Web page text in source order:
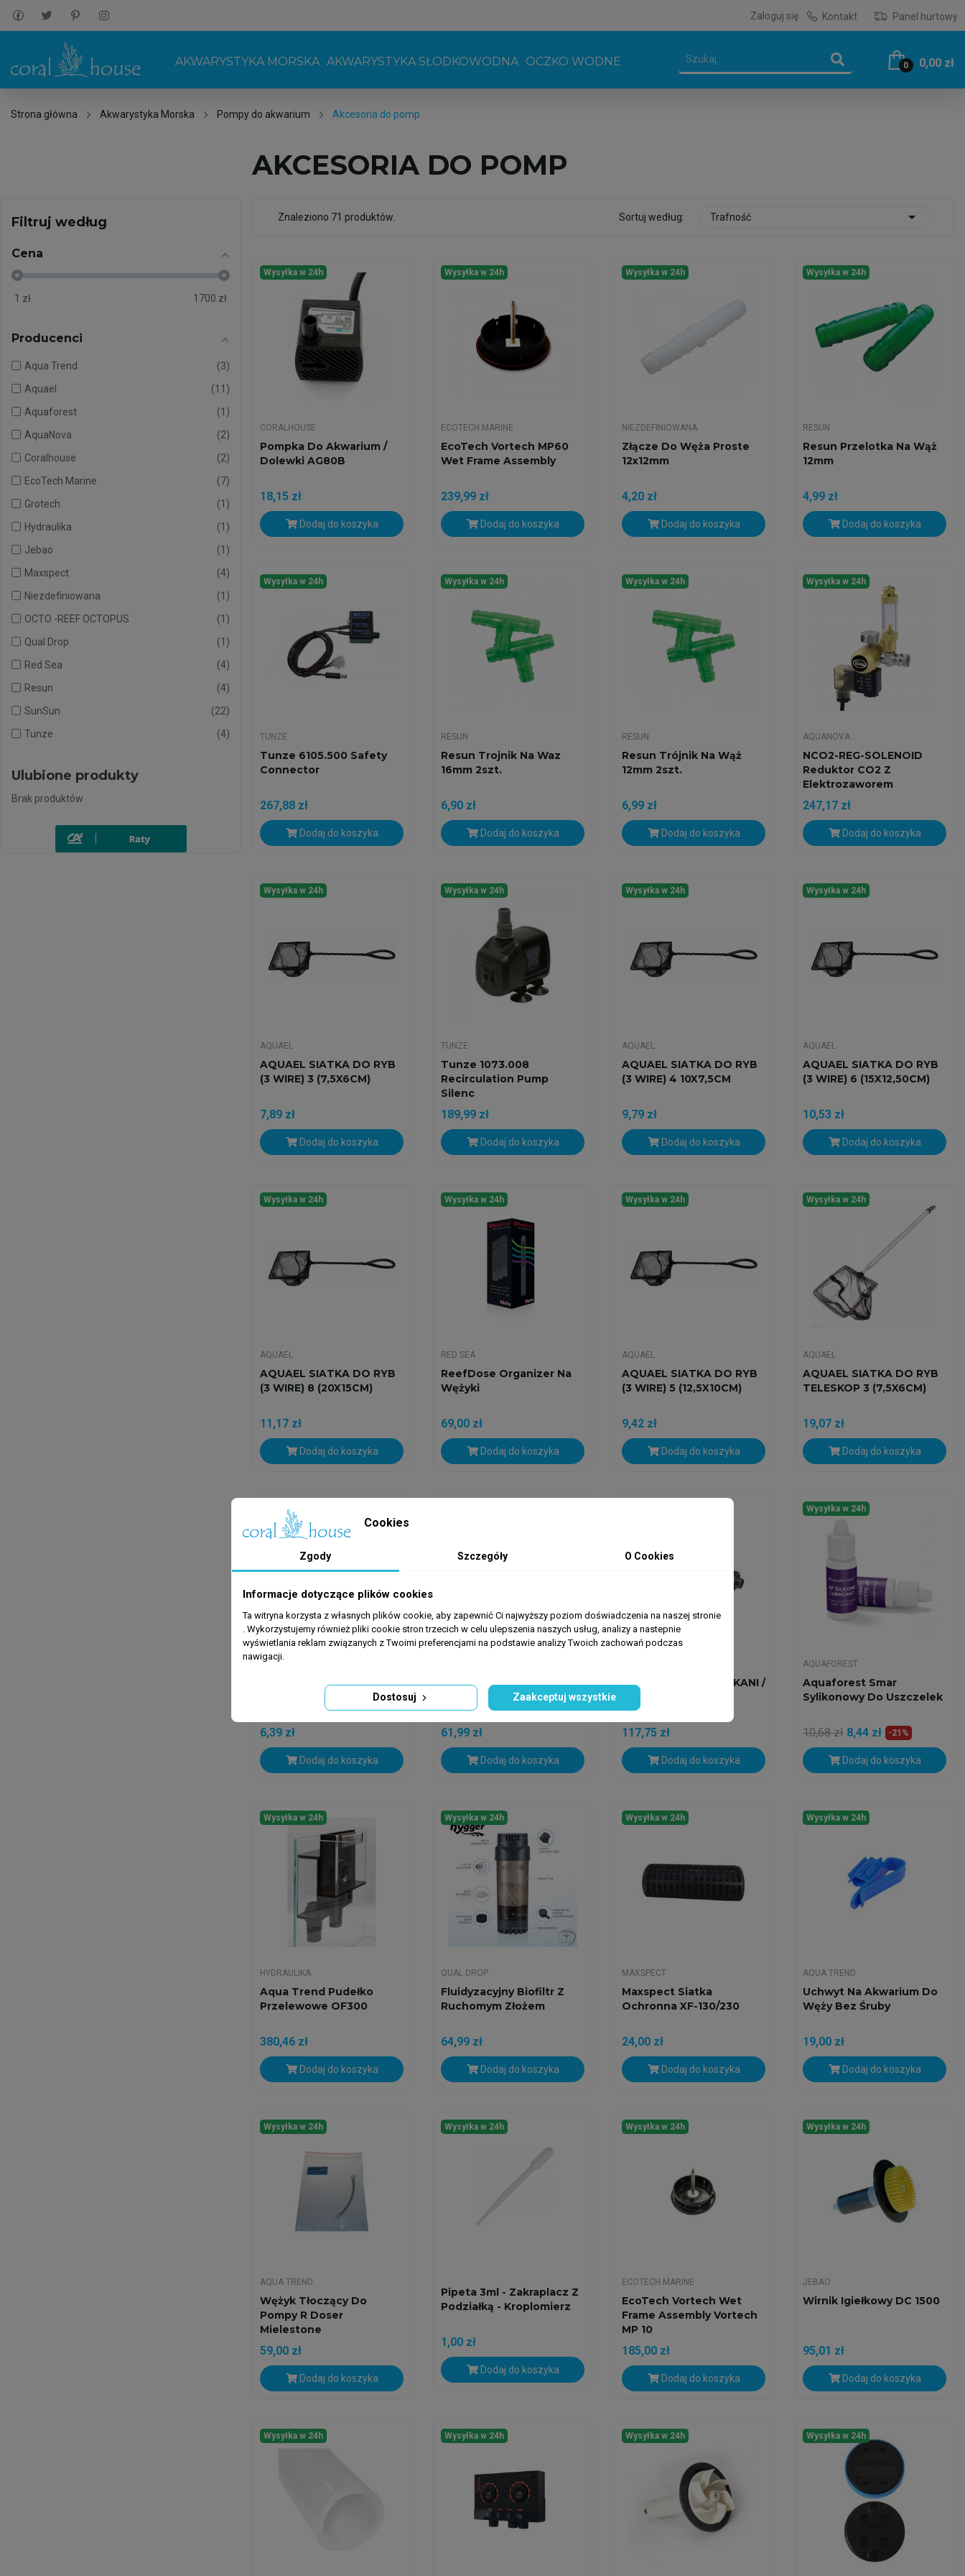
Zaloguj się Kontakt Panel hurtowy
AKWARYSTYKA MORSKA AKWARYSTYKA SŁODKOWODNA OCZKO WODNE 0 0,00 zł
Strona główna Akwarystyka Morska Pompy do akwarium Akcesoria do pomp
Filtruj według
Cena
1 zł 1700 zł
Producenci
Aqua Trend
3
Aquael
11
Aquaforest
1
AquaNova
2
Coralhouse
2
EcoTech Marine
7
Grotech
1
Hydraulika
1
Jebao
1
Maxspect
4
Niezdefiniowana
1
OCTO -REEF OCTOPUS
1
Qual Drop
1
Red Sea
4
Resun
4
SunSun
22
Tunze
4
Ulubione produkty
Brak produktów
AKCESORIA DO POMP
Znaleziono 71 produktów. Sortuj według: Trafność 
Wysyłka w 24h
CORALHOUSE
Pompka Do Akwarium /
Dolewki AG80B
18,15 zł
Dodaj do koszyka
Wysyłka w 24h
ECOTECH MARINE
EcoTech Vortech MP60
Wet Frame Assembly
239,99 zł
Dodaj do koszyka
Wysyłka w 24h
NIEZDEFINIOWANA
Złącze Do Węża Proste
12x12mm
4,20 zł
Dodaj do koszyka
Wysyłka w 24h
RESUN
Resun Przelotka Na Wąż
12mm
4,99 zł
Dodaj do koszyka
Wysyłka w 24h
TUNZE
Tunze 6105.500 Safety
Connector
267,88 zł
Dodaj do koszyka
Wysyłka w 24h
RESUN
Resun Trojnik Na Waz
16mm 2szt.
6,90 zł
Dodaj do koszyka
Wysyłka w 24h
RESUN
Resun Trójnik Na Wąż
12mm 2szt.
6,99 zł
Dodaj do koszyka
Wysyłka w 24h
AQUANOVA
NCO2-REG-SOLENOID
Reduktor CO2 Z
Elektrozaworem
247,17 zł
Dodaj do koszyka
Wysyłka w 24h
AQUAEL
AQUAEL SIATKA DO RYB
(3 WIRE) 3 (7,5X6CM)
7,89 zł
Dodaj do koszyka
Wysyłka w 24h
TUNZE
Tunze 1073.008
Recirculation Pump
Silenc
189,99 zł
Dodaj do koszyka
Wysyłka w 24h
AQUAEL
AQUAEL SIATKA DO RYB
(3 WIRE) 4 10X7,5CM
9,79 zł
Dodaj do koszyka
Wysyłka w 24h
AQUAEL
AQUAEL SIATKA DO RYB
(3 WIRE) 6 (15X12,50CM)
10,53 zł
Dodaj do koszyka
Wysyłka w 24h
AQUAEL
AQUAEL SIATKA DO RYB
(3 WIRE) 8 (20X15CM)
11,17 zł
Dodaj do koszyka
Wysyłka w 24h
RED SEA
ReefDose Organizer Na
Wężyki
69,00 zł
Dodaj do koszyka
Wysyłka w 24h
AQUAEL
AQUAEL SIATKA DO RYB
(3 WIRE) 5 (12,5X10CM)
9,42 zł
Dodaj do koszyka
Wysyłka w 24h
AQUAEL
AQUAEL SIATKA DO RYB
TELESKOP 3 (7,5X6CM)
19,07 zł
Dodaj do koszyka
Wysyłka w 24h
RESUN
Resun Kolanko U Na Wąż
6,39 zł
Dodaj do koszyka
Wężyk Do Pomp
SP4800/SP4800S
61,99 zł
Dodaj do koszyka
Aquael + SILNIK MIDIKANI /
117,75 zł
Dodaj do koszyka
Wysyłka w 24h
AQUAFOREST
Aquaforest Smar
Sylikonowy Do Uszczelek
10,68 zł 8,44 zł -21%
Dodaj do koszyka
Wysyłka w 24h
HYDRAULIKA
Aqua Trend Pudełko
Przelewowe OF300
380,46 zł
Dodaj do koszyka
Wysyłka w 24h
QUAL DROP
Fluidyzacyjny Biofiltr Z
Ruchomym Złożem
64,99 zł
Dodaj do koszyka
Wysyłka w 24h
MAXSPECT
Maxspect Siatka
Ochronna XF-130/230
24,00 zł
Dodaj do koszyka
Wysyłka w 24h
AQUA TREND
Uchwyt Na Akwarium Do
Węży Bez Śruby
19,00 zł
Dodaj do koszyka
Wysyłka w 24h
AQUA TREND
Wężyk Tłoczący Do
Pompy R Doser
Mielestone
59,00 zł
Dodaj do koszyka
Wysyłka w 24h
Pipeta 3ml - Zakraplacz Z
Podziałką - Kroplomierz
1,00 zł
Dodaj do koszyka
Wysyłka w 24h
ECOTECH MARINE
EcoTech Vortech Wet
Frame Assembly Vortech
MP 10
185,00 zł
Dodaj do koszyka
Wysyłka w 24h
JEBAO
Wirnik Igiełkowy DC 1500
95,01 zł
Dodaj do koszyka
Wysyłka w 24h Wysyłka w 24h Wysyłka w 24h Wysyłka w 24h
Cookies
Zgody Szczegóły O Cookies
Informacje dotyczące plików cookies
Ta witryna korzysta z własnych plików cookie, aby zapewnić Ci najwyższy poziom doświadczenia na naszej stronie
. Wykorzystujemy również pliki cookie stron trzecich w celu ulepszenia naszych usług, analizy a nastepnie
wyświetlania reklam związanych z Twoimi preferencjami na podstawie analizy Twoich zachowań podczas
nawigacji.
Dostosuj Zaakceptuj wszystkie